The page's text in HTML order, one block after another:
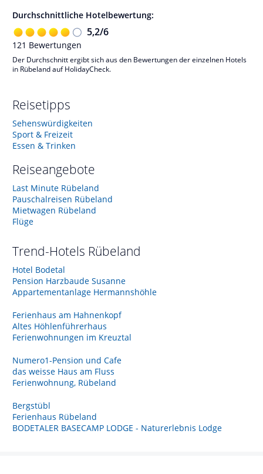
Durchschnittliche Hotelbewertung:
5,2/6
121 Bewertungen
Der Durchschnitt ergibt sich aus den Bewertungen der einzelnen Hotels
in Rübeland auf HolidayCheck.
Reisetipps
Sehenswürdigkeiten
Sport & Freizeit
Essen & Trinken
Reiseangebote
Last Minute Rübeland
Pauschalreisen Rübeland
Mietwagen Rübeland
Flüge
Trend-Hotels Rübeland
Hotel Bodetal
Pension Harzbaude Susanne
Appartementanlage Hermannshöhle
Ferienhaus am Hahnenkopf
Altes Höhlenführerhaus
Ferienwohnungen im Kreuztal
Numero1-Pension und Cafe
das weisse Haus am Fluss
Ferienwohnung, Rübeland
Bergstübl
Ferienhaus Rübeland
BODETALER BASECAMP LODGE - Naturerlebnis Lodge